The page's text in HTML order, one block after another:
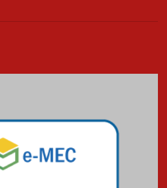
Mackenzie mobiliza campanha
solidária para apoiar famílias em
Minas Gerais